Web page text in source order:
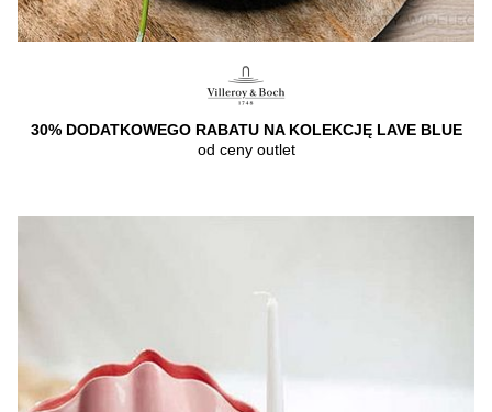
30% DODATKOWEGO RABATU NA KOLEKCJĘ LAVE BLUE
od ceny outlet